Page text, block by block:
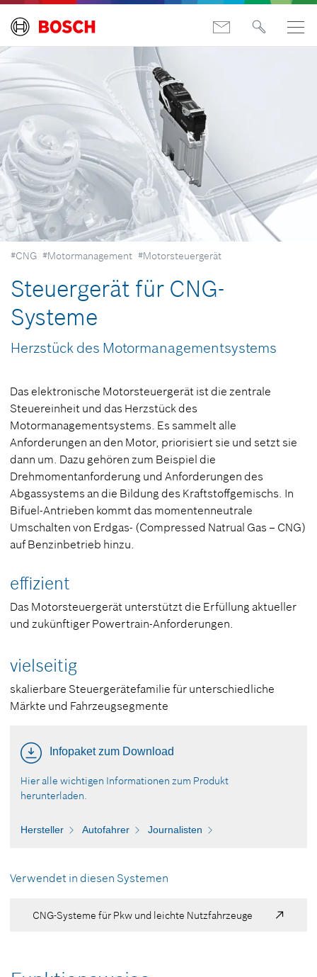
#CNG #Motormanagement #Motorsteuergerät
Steuergerät für CNG-
Systeme
Herzstück des Motormanagementsystems
Das elektronische Motorsteuergerät ist die zentrale
Steuereinheit und das Herzstück des
Motormanagementsystems. Es sammelt alle
Anforderungen an den Motor, priorisiert sie und setzt sie
dann um. Dazu gehören zum Beispiel die
Drehmomentanforderung und Anforderungen des
Abgassystems an die Bildung des Kraftstoffgemischs. In
Bifuel-Antrieben kommt das momentenneutrale
Umschalten von Erdgas- (Compressed Natrual Gas – CNG)
auf Benzinbetrieb hinzu.
effizient
Das Motorsteuergerät unterstützt die Erfüllung aktueller
und zukünftiger Powertrain-Anforderungen.
vielseitig
skalierbare Steuergerätefamilie für unterschiedliche
Märkte und Fahrzeugsegmente
Infopaket zum Download
Hier alle wichtigen Informationen zum Produkt
herunterladen.
Hersteller Autofahrer Journalisten
Verwendet in diesen Systemen
CNG-Systeme für Pkw und leichte Nutzfahrzeuge